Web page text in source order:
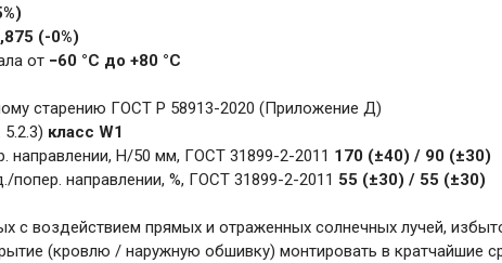
(-0%)
от −60 °С до +80 °С
старению ГОСТ Р 58913-2020 (Приложение Д)
класс W1
направлении, Н/50 мм, ГОСТ 31899-2-2011 170 (±40) / 90 (±30)
попер. направлении, %, ГОСТ 31899-2-2011 55 (±30) / 55 (±30)
с воздействием прямых и отраженных солнечных лучей,
(кровлю / наружную обшивку) монтировать в кратчайшие